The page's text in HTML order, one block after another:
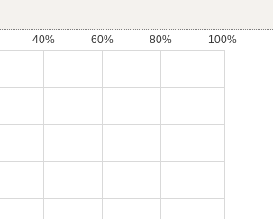
40% 60% 80%
100%